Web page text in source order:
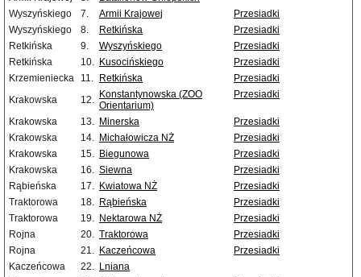
Wyszyńskiego
7. Armii Krajowej
Przesiadki
Wyszyńskiego
8. Retkińska
Przesiadki
Retkińska
9. Wyszyńskiego
Przesiadki
Retkińska
10. Kusocińskiego
Przesiadki
Krzemieniecka
11. Retkińska
Przesiadki
Krakowska
12. Konstantynowska (ZOO
Orientarium)
Przesiadki
Krakowska 13. Minerska
Przesiadki
Krakowska
14. Michałowicza NŻ
Przesiadki
Krakowska
15. Biegunowa
Przesiadki
Krakowska
16. Siewna
Przesiadki
Rąbieńska
17. Kwiatowa NŻ
Przesiadki
Traktorowa
18. Rąbieńska
Przesiadki
Traktorowa
19. Nektarowa NŻ
Przesiadki
Rojna
20. Traktorowa
Przesiadki
Rojna
21. Kaczeńcowa
Przesiadki
Kaczeńcowa
22. Lniana